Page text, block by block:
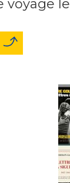
voyage